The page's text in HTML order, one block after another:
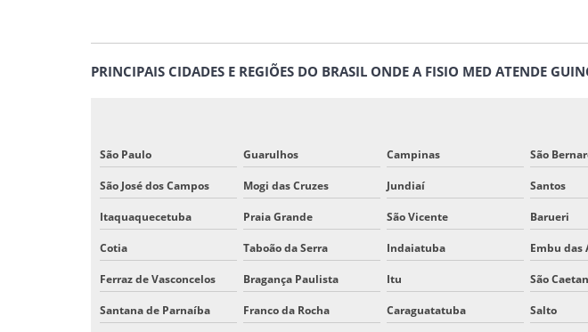
PRINCIPAIS CIDADES E REGIÕES DO BRASIL ONDE A FISIO MED ATENDE
São Paulo Guarulhos Campinas São
São José dos Campos Mogi das Cruzes Jundiaí Santos
Itaquaquecetuba Praia Grande São Vicente Barueri
Cotia Taboão da Serra Indaiatuba Embu das
Ferraz de Vasconcelos Bragança Paulista Itu São
Santana de Parnaíba Franco da Rocha Caraguatatuba Salto